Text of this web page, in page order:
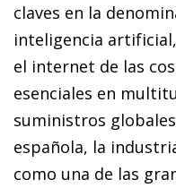
claves en la
inteligencia
el internet de las
esenciales en
suministros
española, la
como una de las